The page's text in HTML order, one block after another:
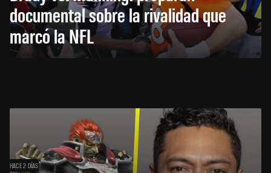
documental sobre la rivalidad que
marcó la NFL
HACE 2 DÍAS